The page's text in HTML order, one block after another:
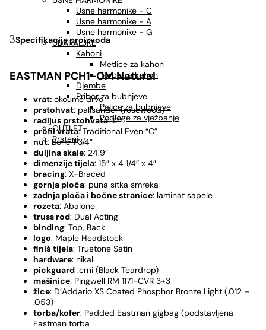
Usne harmonike - C
Usne harmonike - A
Usne harmonike - G
UDARALJKE
Kahoni
Metlice za kahon
Torbe za kahon
Djembe
Pribor za bubnjeve
Palice za bubnjeve
Podloge za vježbanje
OUTLET
Prsteni
Specifikacije proizvoda
EASTMAN PCH1-OM Natural
vrat: okoume drvo
prstohvat: palisander (rosewood)
radijus prstohvata: 12″
profil vrata: Traditional Even “C”
nut: Bone 1 3/4″
duljina skale: 24.9″
dimenzije tijela: 15″ x 4 1/4″ x 4″
bracing: X-Braced
gornja ploča: puna sitka smreka
zadnja ploča i bočne stranice: laminat sapele
rozeta: Abalone
truss rod: Dual Acting
binding: Top, Back
logo: Maple Headstock
finiš tijela: Truetone Satin
hardware: nikal
pickguard :crni (Black Teardrop)
mašinice: Pingwell RM 1171-CVR 3+3
žice: D’Addario XS Coated Phosphor Bronze Light (.012 –
.053)
torba/kofer: Padded Eastman gigbag (podstavljena
Eastman torba